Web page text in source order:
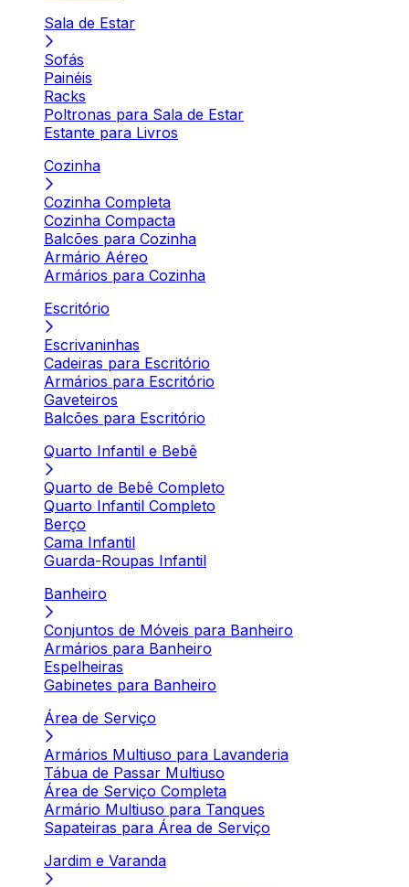
Sala de Estar
Sofás
Painéis
Racks
Poltronas para Sala de Estar
Estante para Livros
Cozinha
Cozinha Completa
Cozinha Compacta
Balcões para Cozinha
Armário Aéreo
Armários para Cozinha
Escritório
Escrivaninhas
Cadeiras para Escritório
Armários para Escritório
Gaveteiros
Balcões para Escritório
Quarto Infantil e Bebê
Quarto de Bebê Completo
Quarto Infantil Completo
Berço
Cama Infantil
Guarda-Roupas Infantil
Banheiro
Conjuntos de Móveis para Banheiro
Armários para Banheiro
Espelheiras
Gabinetes para Banheiro
Área de Serviço
Armários Multiuso para Lavanderia
Tábua de Passar Multiuso
Área de Serviço Completa
Armário Multiuso para Tanques
Sapateiras para Área de Serviço
Jardim e Varanda